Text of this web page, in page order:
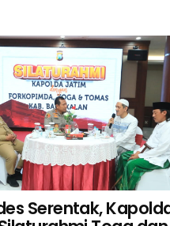
Serentak,